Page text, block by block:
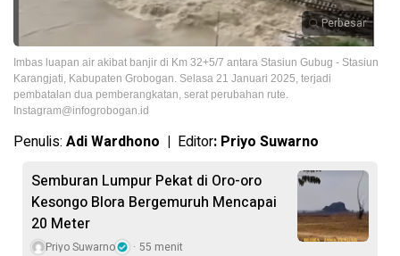
Perbesar
Imbas luapan air akibat banjir di Km 32+5/7 antara Stasiun Gubug - Stasiun
Karangjati, Kabupaten Grobogan. Selasa 21 Januari 2025, terjadi
pembatalan dua pemberangkatan, serat perubahan rute.
Instagram@infogrobogan.id
Penulis: Adi Wardhono | Editor: Priyo Suwarno
Semburan Lumpur Pekat di Oro-oro
Kesongo Blora Bergemuruh Mencapai
20 Meter
Priyo Suwarno 55 menit